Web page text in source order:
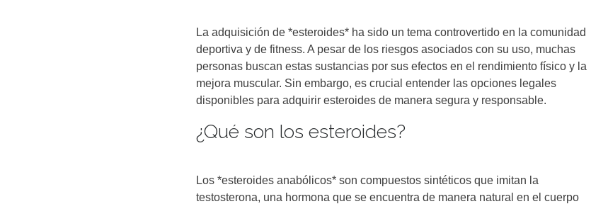
La adquisición de *esteroides* ha sido un tema controvertido en la comunidad
deportiva y de fitness. A pesar de los riesgos asociados con su uso, muchas
personas buscan estas sustancias por sus efectos en el rendimiento físico y la
mejora muscular. Sin embargo, es crucial entender las opciones legales
disponibles para adquirir esteroides de manera segura y responsable.
¿Qué son los esteroides?
Los *esteroides anabólicos* son compuestos sintéticos que imitan la
testosterona, una hormona que se encuentra de manera natural en el cuerpo